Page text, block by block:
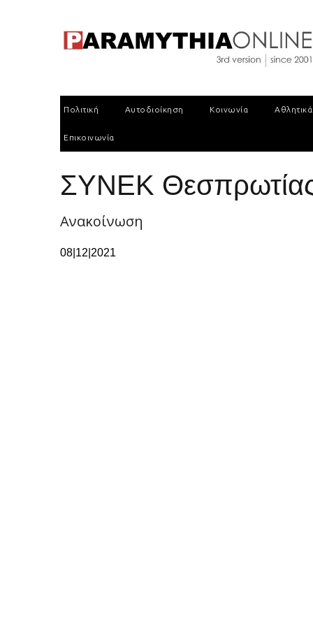
Πολιτική Αυτοδιοίκηση Κοινωνία Αθλητικά
Επικοινωνία
ΣΥΝΕΚ Θεσπρωτίας
Ανακοίνωση
08|12|2021